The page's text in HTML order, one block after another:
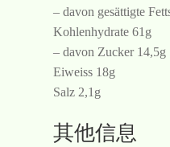
– davon gesättigte
Kohlenhydrate 61g
– davon Zucker 14,5g
Eiweiss 18g
Salz 2,1g
其他信息